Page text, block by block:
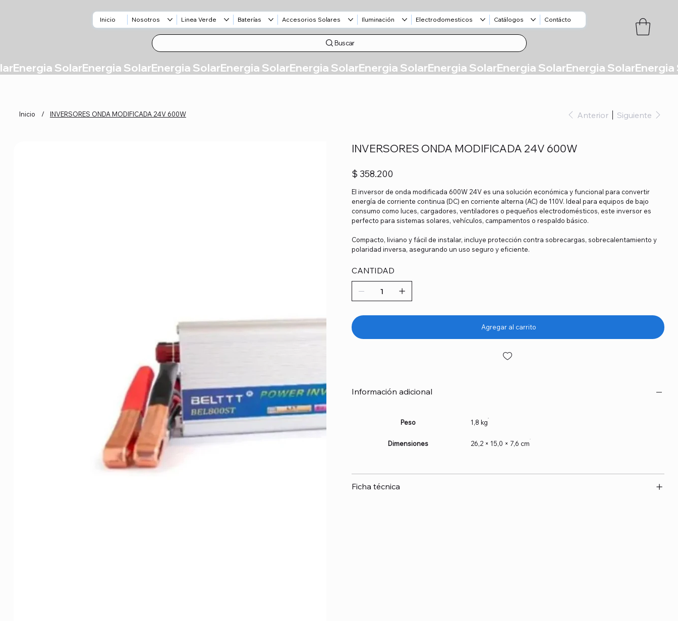
Inicio Nosotros Linea Verde Baterías Accesorios Solares Iluminación Electrodomesticos Catálogos Contácto
Buscar
Inicio / INVERSORES ONDA MODIFICADA 24V 600W Anterior Siguiente
INVERSORES ONDA MODIFICADA 24V 600W
Precio
$ 358.200
El inversor de onda modificada 600W 24V es una solución económica y funcional para convertir
energía de corriente continua (DC) en corriente alterna (AC) de 110V. Ideal para equipos de bajo
consumo como luces, cargadores, ventiladores o pequeños electrodomésticos, este inversor es
perfecto para sistemas solares, vehículos, campamentos o respaldo básico.
Compacto, liviano y fácil de instalar, incluye protección contra sobrecargas, sobrecalentamiento y
polaridad inversa, asegurando un uso seguro y eficiente.
CANTIDAD
Agregar al carrito
Información adicional
Peso 1,8 kg
Dimensiones 26,2 × 15,0 × 7,6 cm
Ficha técnica